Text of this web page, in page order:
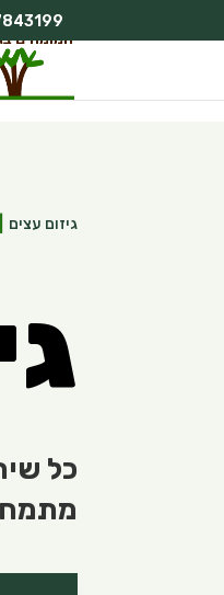
גיזום עצים
כל